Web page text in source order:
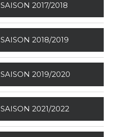
SAISON 2017/2018
SAISON 2018/2019
SAISON 2019/2020
SAISON 2021/2022